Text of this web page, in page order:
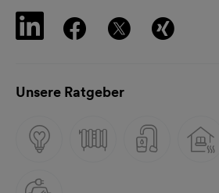
Unsere Ratgeber